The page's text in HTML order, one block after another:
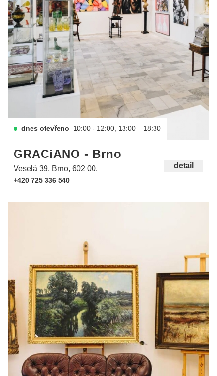
dnes otevřeno 10:00 - 12:00, 13:00 – 18:30
GRACiANO - Brno
Veselá 39, Brno, 602 00.
+420 725 336 540
detail